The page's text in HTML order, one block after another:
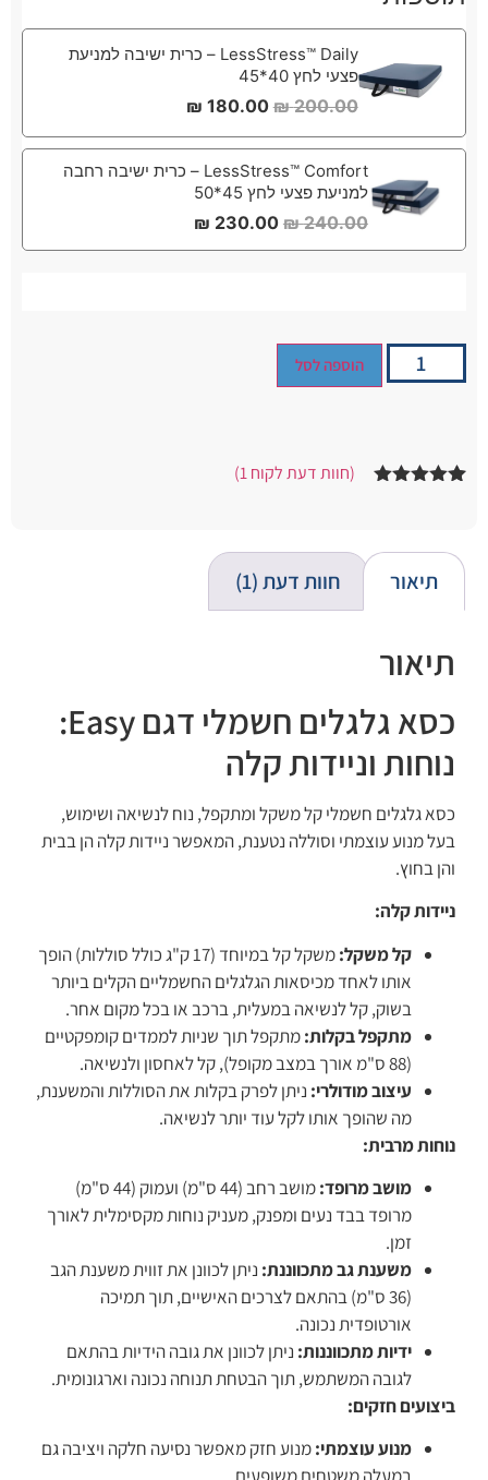
LessStress™ Daily – כרית ישיבה למניעת
פצעי לחץ 40*45
200.00
₪
180.00
₪
LessStress™ Comfort – כרית ישיבה רחבה
למניעת פצעי לחץ 45*50
240.00
₪
230.00
₪
הוספה לסל
דירוגים של
לקוחות
(חוות דעת לקוח1
)
תיאור חוות דעת (1)
תיאור
כסא גלגלים חשמלי דגם Easy:
נוחות וניידות קלה
כסא גלגלים חשמלי קל משקל ומתקפל, נוח לנשיאה ושימוש,
בעל מנוע עוצמתי וסוללה נטענת, המאפשר ניידות קלה הן בבית
והן בחוץ.
ניידות קלה:
קל משקל:
משקל קל במיוחד (17 ק"ג כולל סוללות) הופך
אותו לאחד מכיסאות הגלגלים החשמליים הקלים ביותר
בשוק, קל לנשיאה במעלית, ברכב או בכל מקום אחר.
מתקפל בקלות:מתקפל תוך שניות לממדים קומפקטיים
(88 ס"מ אורך במצב מקופל), קל לאחסון ולנשיאה.
עיצוב מודולרי: ניתן לפרק בקלות את הסוללות והמשענת,
מה שהופך אותו לקל עוד יותר לנשיאה.
נוחות מרבית:
מושב מרופד:
מושב רחב (44 ס"מ) ועמוק (44 ס"מ)
מרופד בבד נעים ומפנק, מעניק נוחות מקסימלית לאורך
זמן.
משענת גב מתכווננת: ניתן לכוונן את זווית משענת הגב
(36 ס"מ) בהתאם לצרכים האישיים, תוך תמיכה
אורטופדית נכונה.
ידיות מתכווננות: ניתן לכוונן את גובה הידיות בהתאם
לגובה המשתמש, תוך הבטחת תנוחה נכונה וארגונומית.
ביצועים חזקים:
מנוע עוצמתי:מנוע חזק מאפשר נסיעה חלקה ויציבה גם